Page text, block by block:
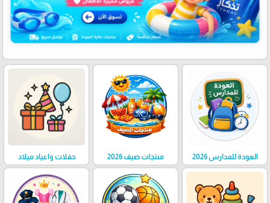
العودة للمدارس 2026 منتجات صيف 2026 حفلات واعياد ميلاد